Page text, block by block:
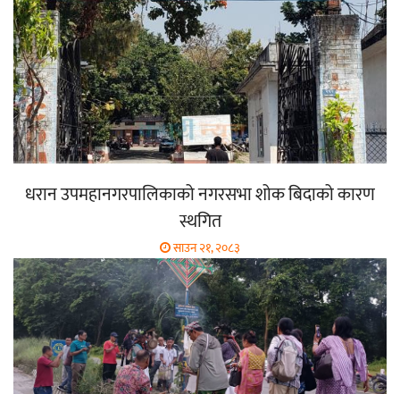
धरान उपमहानगरपालिकाको नगरसभा शोक बिदाको कारण
स्थगित
साउन २१, २०८३